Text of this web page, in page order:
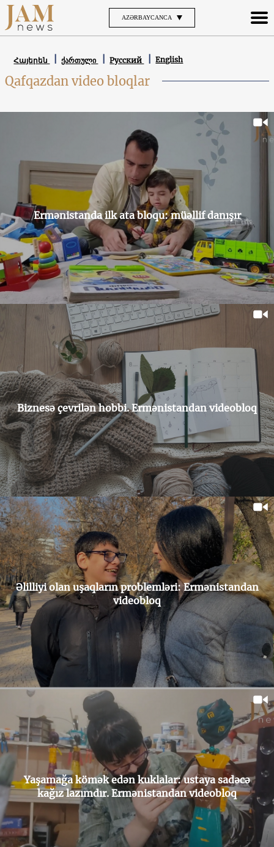
AZƏRBAYCANCA
Հայերեն ქართული Русский English
Qafqazdan video bloqlar
Ermənistanda ilk ata bloqu: müəllif danışır
Biznesə çevrilən hobbi. Ermənistandan videobloq
Əlilliyi olan uşaqların problemləri: Ermənistandan
videobloq
Yaşamağa kömək edən kuklalar: ustaya sadəcə
kağız lazımdır. Ermənistandan videobloq